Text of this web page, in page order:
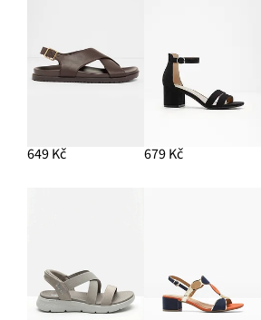
329 Kč
PŘIDAT DO KOŠÍKU
Sandálky na špalíkovém podpatku
649 Kč 679 Kč